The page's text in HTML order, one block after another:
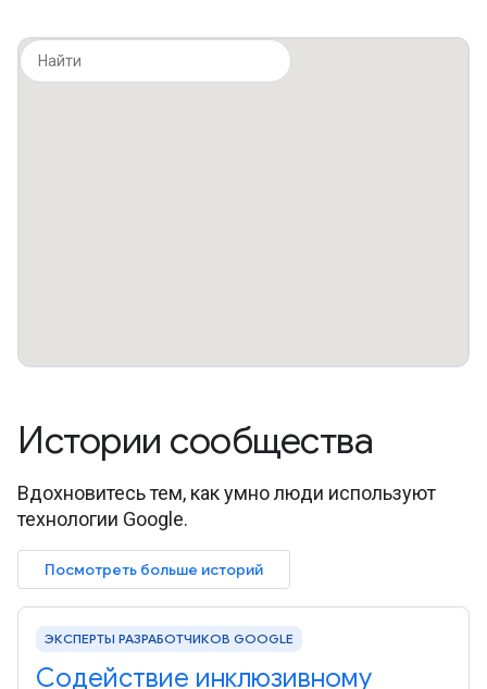
Истории сообщества
Вдохновитесь тем, как умно люди используют
технологии Google.
Посмотреть больше историй
ЭКСПЕРТЫ РАЗРАБОТЧИКОВ GOOGLE
Содействие инклюзивному